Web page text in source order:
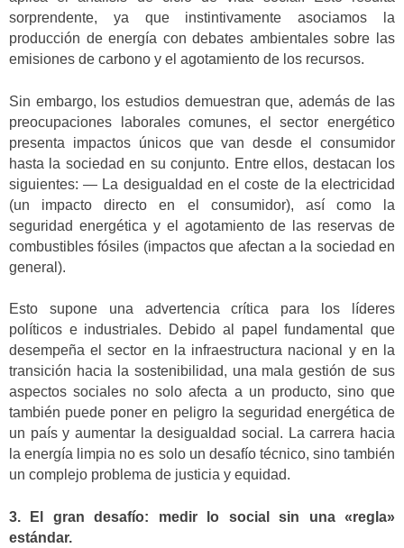
sorprendente, ya que instintivamente asociamos la
producción de energía con debates ambientales sobre las
emisiones de carbono y el agotamiento de los recursos.
Sin embargo, los estudios demuestran que, además de las
preocupaciones laborales comunes, el sector energético
presenta impactos únicos que van desde el consumidor
hasta la sociedad en su conjunto. Entre ellos, destacan los
siguientes: — La desigualdad en el coste de la electricidad
(un impacto directo en el consumidor), así como la
seguridad energética y el agotamiento de las reservas de
combustibles fósiles (impactos que afectan a la sociedad en
general).
Esto supone una advertencia crítica para los líderes
políticos e industriales. Debido al papel fundamental que
desempeña el sector en la infraestructura nacional y en la
transición hacia la sostenibilidad, una mala gestión de sus
aspectos sociales no solo afecta a un producto, sino que
también puede poner en peligro la seguridad energética de
un país y aumentar la desigualdad social. La carrera hacia
la energía limpia no es solo un desafío técnico, sino también
un complejo problema de justicia y equidad.
3. El gran desafío: medir lo social sin una «regla»
estándar.